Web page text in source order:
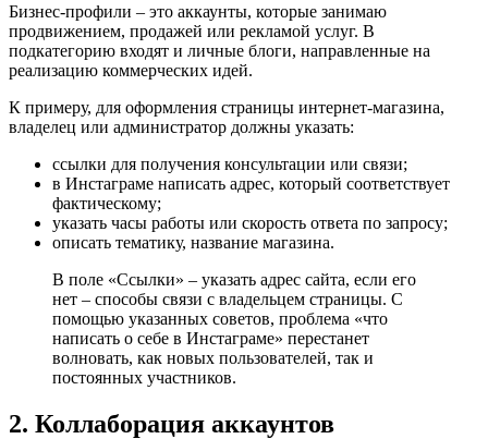
Бизнес-профили – это аккаунты, которые занимаю
продвижением, продажей или рекламой услуг. В
подкатегорию входят и личные блоги, направленные на
реализацию коммерческих идей.
К примеру, для оформления страницы интернет-магазина,
владелец или администратор должны указать:
ссылки для получения консультации или связи;
в Инстаграме написать адрес, который соответствует
фактическому;
указать часы работы или скорость ответа по запросу;
описать тематику, название магазина.
В поле «Ссылки» – указать адрес сайта, если его
нет – способы связи с владельцем страницы. С
помощью указанных советов, проблема «что
написать о себе в Инстаграме» перестанет
волновать, как новых пользователей, так и
постоянных участников.
2. Коллаборация аккаунтов